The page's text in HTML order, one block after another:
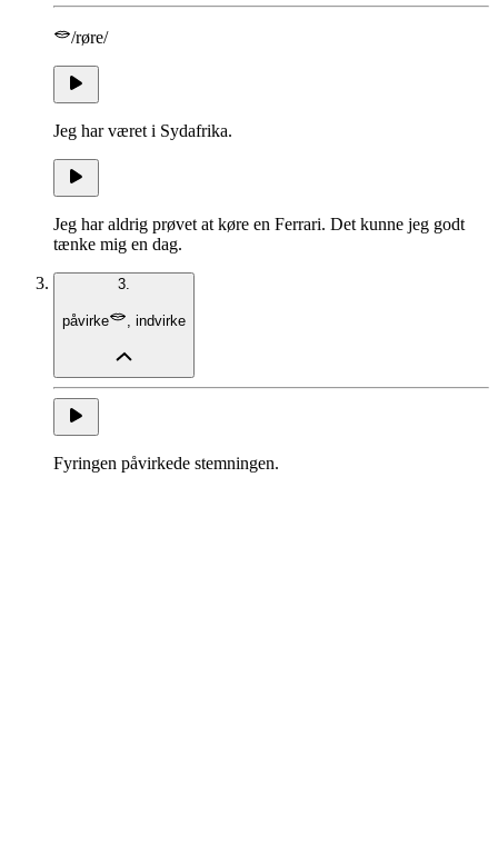
/røre/
Jeg har været i Sydafrika.
Jeg har aldrig prøvet at køre en Ferrari. Det kunne jeg godt
tænke mig en dag.
3.
påvirke indvirke
Fyringen påvirkede stemningen.